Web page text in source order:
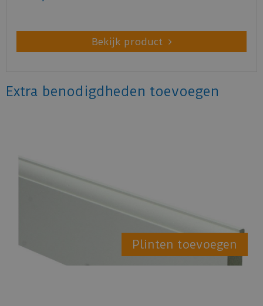
Bekijk product
Extra benodigdheden toevoegen
Plinten toevoegen